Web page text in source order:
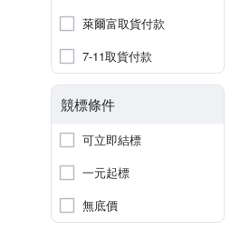
萊爾富取貨付款
7-11取貨付款
競標條件
可立即結標
一元起標
無底價